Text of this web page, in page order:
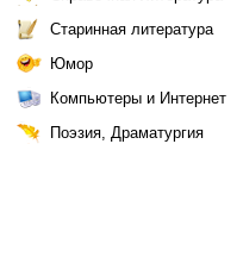
Старинная литература
Юмор
Компьютеры и Интернет
Поэзия, Драматургия